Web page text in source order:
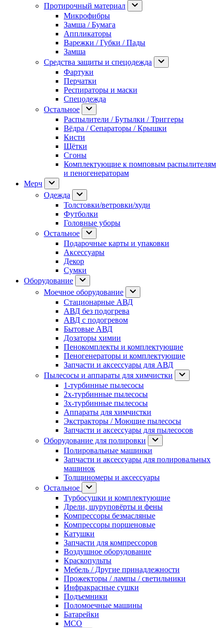
Протирочный материал
Микрофибры
Замша / Бумага
Аппликаторы
Варежки / Губки / Пады
Замша
Средства защиты и спецодежда
Фартуки
Перчатки
Респираторы и маски
Спецодежда
Остальное
Распылители / Бутылки / Триггеры
Вёдра / Сепараторы / Крышки
Кисти
Щётки
Сгоны
Комплектующие к помповым распылителям
и пеногенераторам
Мерч
Одежда
Толстовки/ветровки/худи
Футболки
Головные уборы
Остальное
Подарочные карты и упаковки
Аксессуары
Декор
Сумки
Оборудование
Моечное оборудование
Стационарные АВД
АВД без подогрева
АВД с подогревом
Бытовые АВД
Дозаторы химии
Пенокомплекты и комплектующие
Пеногенераторы и комплектующие
Запчасти и аксессуары для АВД
Пылесосы и аппараты для химчистки
1-турбинные пылесосы
2х-турбинные пылесосы
3х-турбинные пылесосы
Аппараты для химчистки
Экстракторы / Моющие пылесосы
Запчасти и аксессуары для пылесосов
Оборудование для полировки
Полировальные машинки
Запчасти и аксессуары для полировальных
машинок
Толщиномеры и аксессуары
Остальное
Турбосушки и комплектующие
Дрели, шуруповёрты и фены
Компрессоры безмасляные
Компрессоры поршеновые
Катушки
Запчасти для компрессоров
Воздушное оборудование
Краскопульты
Мебель / Другие принадлежности
Прожекторы / лампы / светильники
Инфракрасные сушки
Подъемники
Поломоечные машины
Батарейки
МСО